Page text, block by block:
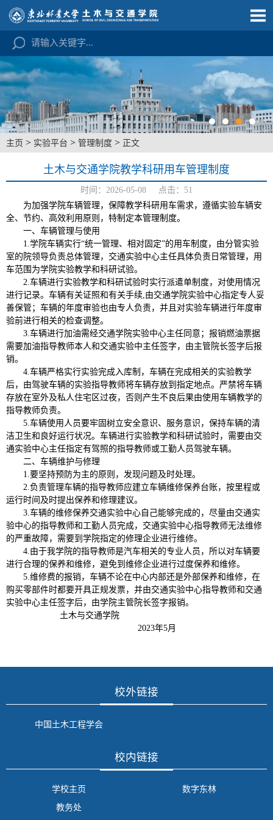
主页 > 实验平台 > 管理制度 > 正文
土木与交通学院教学科研用车管理制度
时间：2026-05-08 点击： 51
为加强学院车辆管理，保障教学科研用车需求，遵循实验车辆安
全、节约、高效利用原则，特制定本管理制度。
一、车辆管理与使用
1.学院车辆实行“统一管理、相对固定”的用车制度，由分管实验
室的院领导负责总体管理，交通实验中心主任具体负责日常管理，用
车范围为学院实验教学和科研试验。
2.车辆进行实验教学和科研试验时实行派遣单制度，对使用情况
进行记录。车辆有关证照和有关手续,由交通学院实验中心指定专人妥
善保管；车辆的年度审验也由专人负责，并且对实验车辆进行年度审
验前进行相关的检查调整。
3.车辆进行加油需经交通学院实验中心主任同意；报销燃油票据
需要加油指导教师本人和交通实验中主任签字，由主管院长签字后报
销。
4.车辆严格实行实验完成入库制，车辆在完成相关的实验教学
后，由驾驶车辆的实验指导教师将车辆存放到指定地点。严禁将车辆
存放在室外及私人住宅区过夜，否则产生不良后果由使用车辆教学的
指导教师负责。
5.车辆使用人员要牢固树立安全意识、服务意识，保持车辆的清
洁卫生和良好运行状况。车辆进行实验教学和科研试验时，需要由交
通实验中心主任指定有驾照的指导教师或工勤人员驾驶车辆。
二、车辆维护与修理
1.要坚持预防为主的原则，发现问题及时处理。
2.负责管理车辆的指导教师应建立车辆维修保养台账，按里程或
运行时间及时提出保养和修理建议。
3.车辆的维修保养交通实验中心自己能够完成的，尽量由交通实
验中心的指导教师和工勤人员完成，交通实验中心指导教师无法维修
的严重故障，需要到学院指定的修理企业进行维修。
4.由于我学院的指导教师是汽车相关的专业人员，所以对车辆要
进行合理的保养和维修，避免到维修企业进行过度保养和维修。
5.维修费的报销，车辆不论在中心内部还是外部保养和维修，在
购买零部件时都要开具正规发票，并由交通实验中心指导教师和交通
实验中心主任签字后，由学院主管院长签字报销。
土木与交通学院
2023年5月
校外链接
中国土木工程学会
校内链接
学校主页
数字东林
教务处